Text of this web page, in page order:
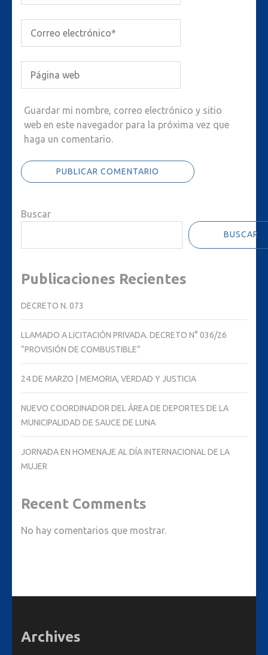
Guardar mi nombre, correo electrónico y sitio
web en este navegador para la próxima vez que
haga un comentario.
Buscar
BUSCAR
Publicaciones Recientes
DECRETO N. 073
LLAMADO A LICITACIÓN PRIVADA. DECRETO N° 036/26
“PROVISIÓN DE COMBUSTIBLE”
24 DE MARZO | MEMORIA, VERDAD Y JUSTICIA
NUEVO COORDINADOR DEL ÁREA DE DEPORTES DE LA
MUNICIPALIDAD DE SAUCE DE LUNA
JORNADA EN HOMENAJE AL DÍA INTERNACIONAL DE LA
MUJER
Recent Comments
No hay comentarios que mostrar.
Archives